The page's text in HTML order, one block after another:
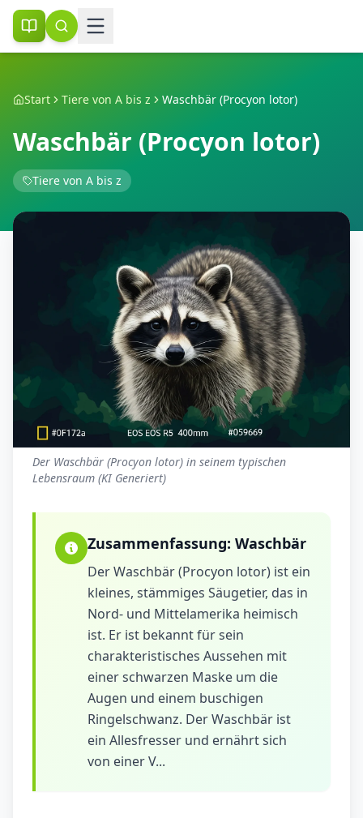
Start Tiere von A bis z Waschbär (Procyon lotor)
Waschbär (Procyon lotor)
Tiere von A bis z
Der Waschbär (Procyon lotor) in seinem typischen
Lebensraum (KI Generiert)
Zusammenfassung: Waschbär
Der Waschbär (Procyon lotor) ist ein
kleines, stämmiges Säugetier, das in
Nord- und Mittelamerika heimisch
ist. Er ist bekannt für sein
charakteristisches Aussehen mit
einer schwarzen Maske um die
Augen und einem buschigen
Ringelschwanz. Der Waschbär ist
ein Allesfresser und ernährt sich
von einer V...